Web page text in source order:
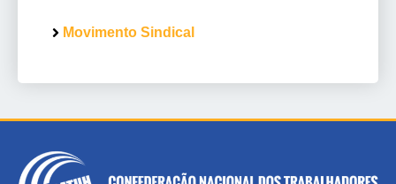
Movimento Sindical